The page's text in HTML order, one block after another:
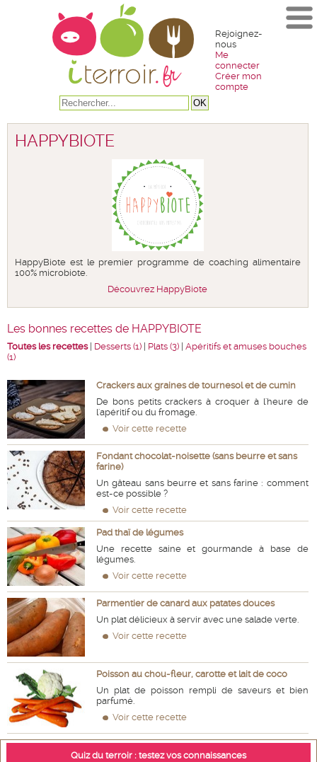
Rejoignez-
nous
Me
connecter
Créer mon
compte
HAPPYBIOTE
HappyBiote est le premier programme de coaching alimentaire
100% microbiote.
Découvrez HappyBiote
Les bonnes recettes de HAPPYBIOTE
Toutes les recettes| Desserts (1) Plats (3) Apéritifs et amuses bouches
(1)
Crackers aux graines de tournesol et de cumin
De bons petits crackers à croquer à l'heure de
l'apéritif ou du fromage.
Voir cette recette
Fondant chocolat-noisette (sans beurre et sans
farine)
Un gâteau sans beurre et sans farine : comment
est-ce possible ?
Voir cette recette
Pad thaï de légumes
Une recette saine et gourmande à base de
légumes.
Voir cette recette
Parmentier de canard aux patates douces
Un plat délicieux à servir avec une salade verte.
Voir cette recette
Poisson au chou-fleur, carotte et lait de coco
Un plat de poisson rempli de saveurs et bien
parfumé.
Voir cette recette
Quiz du terroir : testez vos connaissances